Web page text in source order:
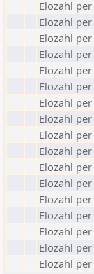
Elozahl
Elozahl
Elozahl
Elozahl
Elozahl
Elozahl
Elozahl
Elozahl
Elozahl
Elozahl
Elozahl
Elozahl
Elozahl
Elozahl
Elozahl
Elozahl
Elozahl